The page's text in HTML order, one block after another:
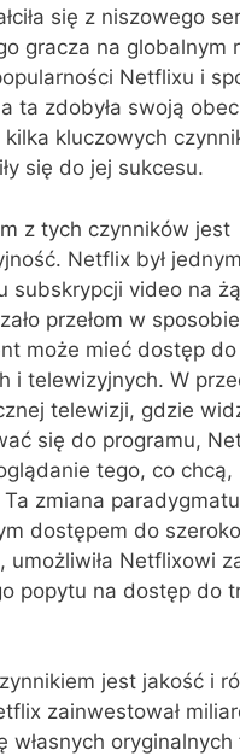
się z niszowego
gracza na globalnym
Netflixu i
ta zdobyła swoją
kilka kluczowych
się do jej sukcesu.
z tych czynników jest
Netflix był
subskrypcji video na
przełom w
może mieć dostęp
i telewizyjnych. W
telewizji, gdzie
się do programu,
tego, co chcą,
zmiana
dostępem do
umożliwiła Netflixowi
popytu na dostęp do
jest jakość i
zainwestował
własnych